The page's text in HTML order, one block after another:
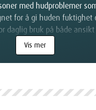
med hudproblemer
for å gi huden fuktighet
daglig bruk på både ansikt
er dermatologisk testet
Vis mer